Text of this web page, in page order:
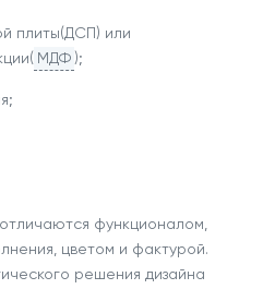
плиты(ДСП) или
МДФ );
функционалом,
цветом и фактурой.
решения дизайна